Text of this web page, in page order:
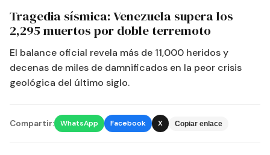
Tragedia sísmica: Venezuela supera los
2,295 muertos por doble terremoto
El balance oficial revela más de 11,000 heridos y
decenas de miles de damnificados en la peor crisis
geológica del último siglo.
Compartir: WhatsApp Facebook X Copiar enlace